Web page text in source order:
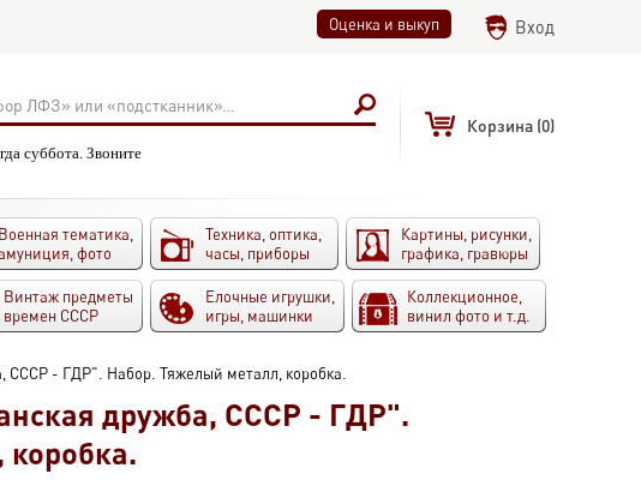
Оценка и выкуп Вход
суббота. Звоните
Корзина (0)
Военная тематика,
фото
Техника, оптика,
часы, приборы
Картины, рисунки,
графика, гравюры
Винтаж предметы
времен СССР
Елочные игрушки,
игры, машинки
Коллекционное,
винил фото и т.д.
СССР - ГДР". Набор. Тяжелый металл, коробка.
дружба, СССР - ГДР".